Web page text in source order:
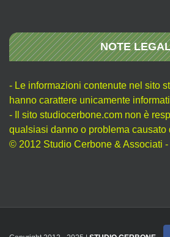
NOTE
- Le informazioni contenute nel sito
hanno carattere unicamente
- Il sito studiocerbone.com non è
qualsiasi danno o problema causato
© 2012 Studio Cerbone & Associati -